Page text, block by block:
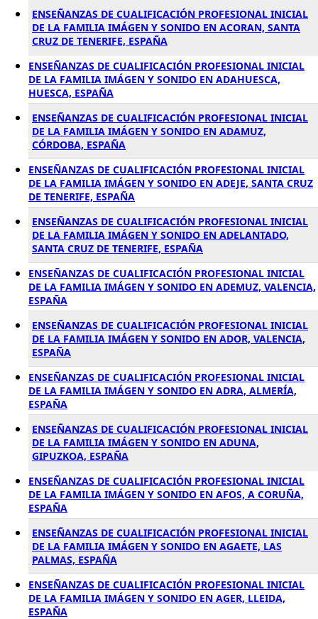
ENSEÑANZAS DE CUALIFICACIÓN PROFESIONAL INICIAL
DE LA FAMILIA IMÁGEN Y SONIDO EN ACORAN, SANTA
CRUZ DE TENERIFE, ESPAÑA
ENSEÑANZAS DE CUALIFICACIÓN PROFESIONAL INICIAL
DE LA FAMILIA IMÁGEN Y SONIDO EN ADAHUESCA,
HUESCA, ESPAÑA
ENSEÑANZAS DE CUALIFICACIÓN PROFESIONAL INICIAL
DE LA FAMILIA IMÁGEN Y SONIDO EN ADAMUZ,
CÓRDOBA, ESPAÑA
ENSEÑANZAS DE CUALIFICACIÓN PROFESIONAL INICIAL
DE LA FAMILIA IMÁGEN Y SONIDO EN ADEJE, SANTA CRUZ
DE TENERIFE, ESPAÑA
ENSEÑANZAS DE CUALIFICACIÓN PROFESIONAL INICIAL
DE LA FAMILIA IMÁGEN Y SONIDO EN ADELANTADO,
SANTA CRUZ DE TENERIFE, ESPAÑA
ENSEÑANZAS DE CUALIFICACIÓN PROFESIONAL INICIAL
DE LA FAMILIA IMÁGEN Y SONIDO EN ADEMUZ, VALENCIA,
ESPAÑA
ENSEÑANZAS DE CUALIFICACIÓN PROFESIONAL INICIAL
DE LA FAMILIA IMÁGEN Y SONIDO EN ADOR, VALENCIA,
ESPAÑA
ENSEÑANZAS DE CUALIFICACIÓN PROFESIONAL INICIAL
DE LA FAMILIA IMÁGEN Y SONIDO EN ADRA, ALMERÍA,
ESPAÑA
ENSEÑANZAS DE CUALIFICACIÓN PROFESIONAL INICIAL
DE LA FAMILIA IMÁGEN Y SONIDO EN ADUNA,
GIPUZKOA, ESPAÑA
ENSEÑANZAS DE CUALIFICACIÓN PROFESIONAL INICIAL
DE LA FAMILIA IMÁGEN Y SONIDO EN AFOS, A CORUÑA,
ESPAÑA
ENSEÑANZAS DE CUALIFICACIÓN PROFESIONAL INICIAL
DE LA FAMILIA IMÁGEN Y SONIDO EN AGAETE, LAS
PALMAS, ESPAÑA
ENSEÑANZAS DE CUALIFICACIÓN PROFESIONAL INICIAL
DE LA FAMILIA IMÁGEN Y SONIDO EN AGER, LLEIDA,
ESPAÑA